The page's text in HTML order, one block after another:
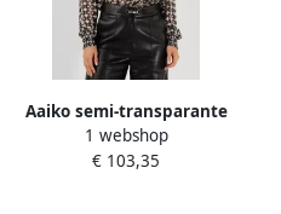
Aaiko semi-transparante
top met all over print ecru
zwart
1 webshop
€ 103,35